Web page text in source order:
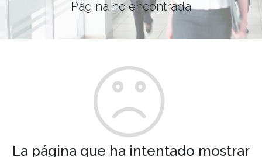
Página no encontrada
La página que ha intentado mostrar